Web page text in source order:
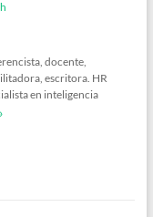
docente,
escritora. HR
en inteligencia